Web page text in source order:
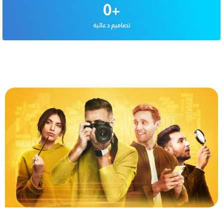
تصاميم دعائية
0+